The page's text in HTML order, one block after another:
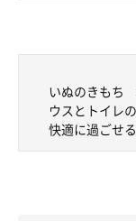
いぬのきもち
ウスとトイレ
快適に過ごせ